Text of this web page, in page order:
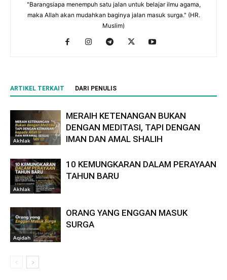
"Barangsiapa menempuh satu jalan untuk belajar ilmu agama,
maka Allah akan mudahkan baginya jalan masuk surga." (HR.
Muslim)
ARTIKEL TERKAIT DARI PENULIS
Akhlak
MERAIH KETENANGAN BUKAN
DENGAN MEDITASI, TAPI DENGAN
IMAN DAN AMAL SHALIH
Akhlak
10 KEMUNGKARAN DALAM PERAYAAN
TAHUN BARU
Aqidah
ORANG YANG ENGGAN MASUK
SURGA